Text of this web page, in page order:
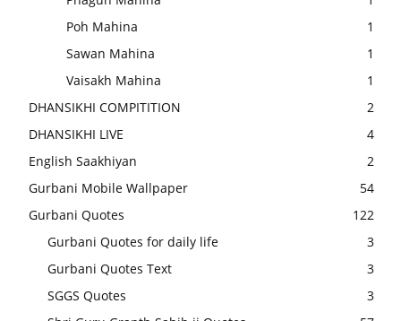
Poh Mahina
1
Sawan Mahina
1
Vaisakh Mahina
1
DHANSIKHI COMPITITION
2
DHANSIKHI LIVE
4
English Saakhiyan
2
Gurbani Mobile Wallpaper
54
Gurbani Quotes
122
Gurbani Quotes for daily life
3
Gurbani Quotes Text
3
SGGS Quotes
3